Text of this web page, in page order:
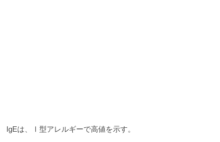
IgEは、Ⅰ型アレルギーで高値を示す。